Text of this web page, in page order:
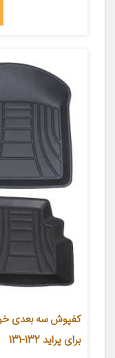
کفپوش سه بعدی
برای پراید 132-131